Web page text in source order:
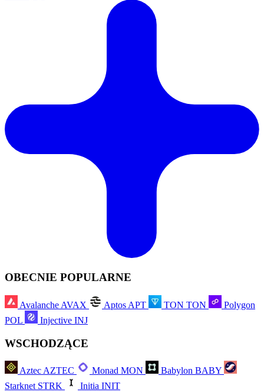
OBECNIE POPULARNE
Avalanche AVAX Aptos APT TON TON
Polygon
POL
Injective INJ
WSCHODZĄCE
AztecAZTEC Monad MON Babylon BABY
Starknet STRK Initia INIT